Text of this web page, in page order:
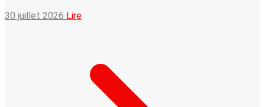
30 juillet 2026 Lire